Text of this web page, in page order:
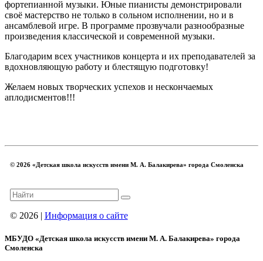
фортепианной музыки. Юные пианисты демонстрировали
своё мастерство не только в сольном исполнении, но и в
ансамблевой игре. В программе прозвучали разнообразные
произведения классической и современной музыки.
Благодарим всех участников концерта и их преподавателей за
вдохновляющую работу и блестящую подготовку!
Желаем новых творческих успехов и нескончаемых
аплодисментов!!!
© 2026 «Детская школа искусств имени М. А. Балакирева» города Смоленска
© 2026 | Информация о сайте
МБУДО «Детская школа искусств имени М. А. Балакирева» города
Смоленска